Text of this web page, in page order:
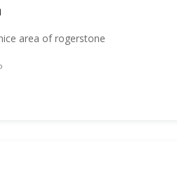
area of rogerstone